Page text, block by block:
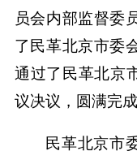
员会内部监督委
了民革北京市委
通过了民革北京
议决议，圆满完
民革北京市